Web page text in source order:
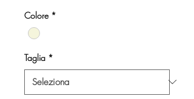
Colore *
Taglia *